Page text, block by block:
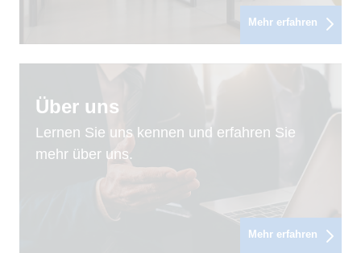
Mehr erfahren
Über uns
Lernen Sie uns kennen und erfahren Sie
mehr über uns.
Mehr erfahren